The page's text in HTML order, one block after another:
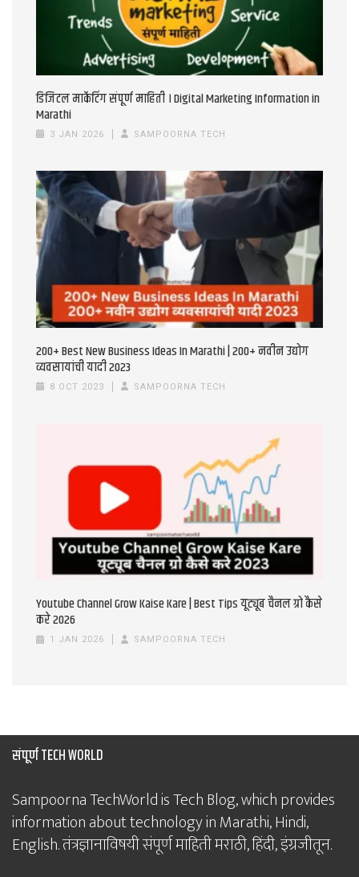
डिजिटल मार्केटिंग संपूर्ण माहिती । Digital Marketing Information in
Marathi
3 JAN 2026 SAMPOORNA TECH
200+ Best New Business Ideas In Marathi | 200+ नवीन उद्योग
व्यवसायांची यादी 2023
8 OCT 2023 SAMPOORNA TECH
Youtube Channel Grow Kaise Kare | Best Tips यूट्यूब चैनल ग्रो कैसे
करे 2026
1 JAN 2026 SAMPOORNA TECH
संपूर्ण TECH WORLD
Sampoorna TechWorld is Tech Blog, which provides
information about technology in Marathi, Hindi,
English. तंत्रज्ञानाविषयी संपूर्ण माहिती मराठी, हिंदी, इंग्रजीतून.